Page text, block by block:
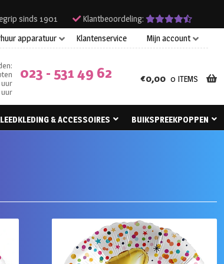
sinds 1901
Klantbeoordeling:
apparatuur Klantenservice Mijn account
023 - 531 49 62 €0,00 0 ITEMS
& ACCESSOIRES
BUIKSPREEKPOPPEN